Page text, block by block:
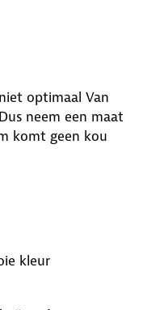
optimaal Van
neem een maat
komt geen kou
kleur